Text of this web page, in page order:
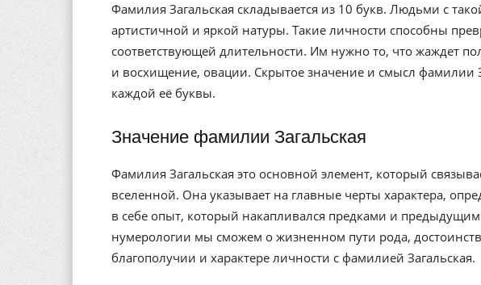
Фамилия Загальская складывается из 10 букв. Людьми с
артистичной и яркой натуры. Такие личности способны
соответствующей длительности. Им нужно то, что жаждет
и восхищение, овации. Скрытое значение и смысл фамилии
каждой её буквы.
Значение фамилии Загальская
Фамилия Загальская это основной элемент, который
вселенной. Она указывает на главные черты характера,
в себе опыт, который накапливался предками и
нумерологии мы сможем о жизненном пути рода,
благополучии и характере личности с фамилией Загальская.